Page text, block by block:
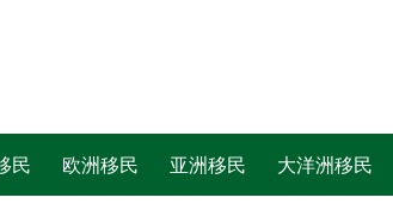
民 欧洲移民 亚洲移民 大洋洲移民